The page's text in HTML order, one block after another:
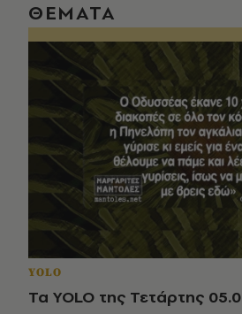
ΘΕΜΑΤΑ
YOLO
Τα YOLO της Τετάρτης